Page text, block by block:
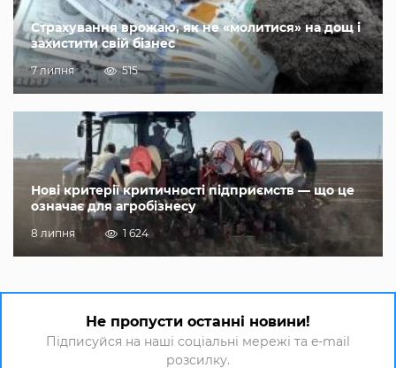
Страхування врожаю, як не «молитися» на дощ і
захистити свій бізнес
7 липня 515
Нові критерії критичності підприємств — що це
означає для агробізнесу
8 липня 1 624
Не пропусти останні новини!
Підписуйся на наші соціальні мережі та e-mail
розсилку.